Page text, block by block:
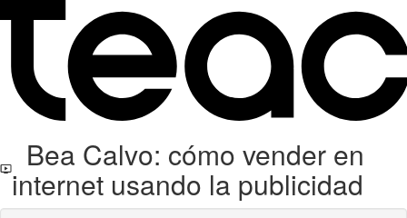
Bea Calvo: cómo vender en
internet usando la publicidad